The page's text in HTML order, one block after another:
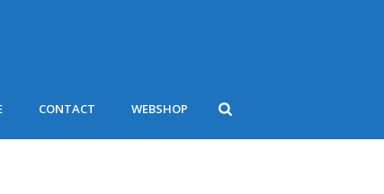
CONTACT WEBSHOP